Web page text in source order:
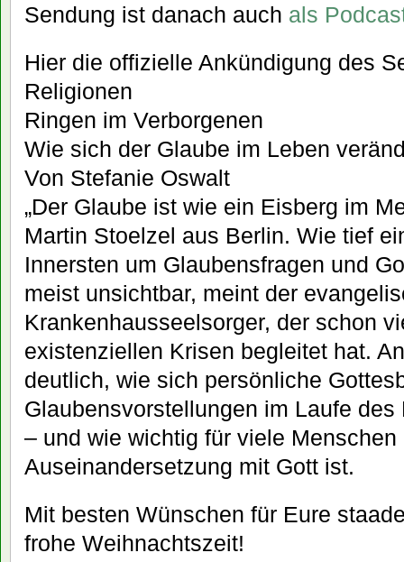
Sendung ist danach auch als
Hier die offizielle Ankündigung des
Religionen
Ringen im Verborgenen
Wie sich der Glaube im Leben
Von Stefanie Oswalt
„Der Glaube ist wie ein Eisberg im
Martin Stoelzel aus Berlin. Wie tief
Innersten um Glaubensfragen und
meist unsichtbar, meint der
Krankenhausseelsorger, der schon
existenziellen Krisen begleitet hat.
deutlich, wie sich persönliche
Glaubensvorstellungen im Laufe
– und wie wichtig für viele
Auseinandersetzung mit Gott ist.
Mit besten Wünschen für Eure
frohe Weihnachtszeit!